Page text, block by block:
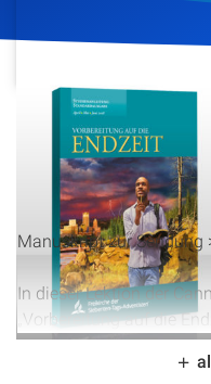
25. April 2018
Manuskript zur Sendung
In dieser Lektion der
„Vorbereitung auf die
Schreiber auf das
beleuchtet die tiefe